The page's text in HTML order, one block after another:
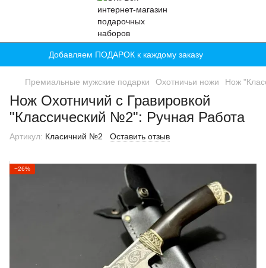
Добавляем ПОДАРОК к каждому заказу
Премиальные мужские подарки Охотничьи ножи Нож
Нож Охотничий с Гравировкой
"Классический №2": Ручная Работа
Артикул: Класичний №2 Оставить отзыв
−26%